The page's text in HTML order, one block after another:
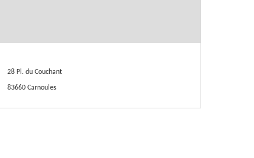
28 Pl. du Couchant
83660 Carnoules